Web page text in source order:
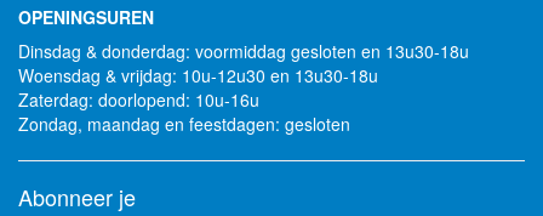
OPENINGSUREN
Dinsdag & donderdag: voormiddag gesloten en 13u30-18u
Woensdag & vrijdag: 10u-12u30 en 13u30-18u
Zaterdag: doorlopend: 10u-16u
Zondag, maandag en feestdagen: gesloten
Abonneer je